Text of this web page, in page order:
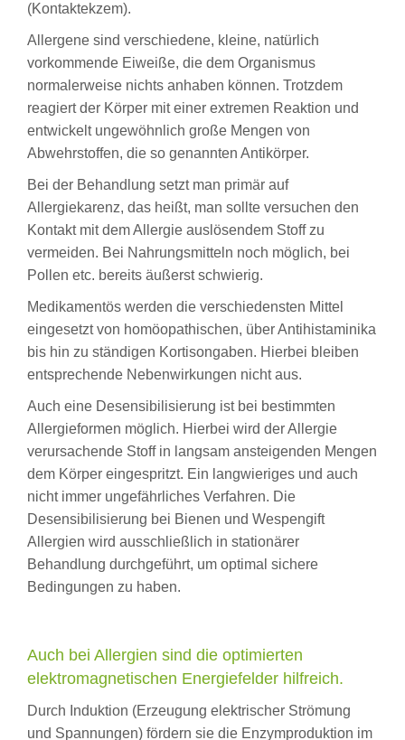
(Kontaktekzem).
Allergene sind verschiedene, kleine, natürlich
vorkommende Eiweiße, die dem Organismus
normalerweise nichts anhaben können. Trotzdem
reagiert der Körper mit einer extremen Reaktion und
entwickelt ungewöhnlich große Mengen von
Abwehrstoffen, die so genannten Antikörper.
Bei der Behandlung setzt man primär auf
Allergiekarenz, das heißt, man sollte versuchen den
Kontakt mit dem Allergie auslösendem Stoff zu
vermeiden. Bei Nahrungsmitteln noch möglich, bei
Pollen etc. bereits äußerst schwierig.
Medikamentös werden die verschiedensten Mittel
eingesetzt von homöopathischen, über Antihistaminika
bis hin zu ständigen Kortisongaben. Hierbei bleiben
entsprechende Nebenwirkungen nicht aus.
Auch eine Desensibilisierung ist bei bestimmten
Allergieformen möglich. Hierbei wird der Allergie
verursachende Stoff in langsam ansteigenden Mengen
dem Körper eingespritzt. Ein langwieriges und auch
nicht immer ungefährliches Verfahren. Die
Desensibilisierung bei Bienen und Wespengift
Allergien wird ausschließlich in stationärer
Behandlung durchgeführt, um optimal sichere
Bedingungen zu haben.
Auch bei Allergien sind die optimierten
elektromagnetischen Energiefelder hilfreich.
Durch Induktion (Erzeugung elektrischer Strömung
und Spannungen) fördern sie die Enzymproduktion im